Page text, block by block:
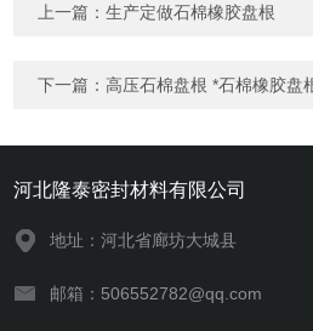
上一篇：生产定做石棉橡胶盘根
下一篇：高压石棉盘根 *石棉橡胶盘
河北隆泰密封材料有限公司
地址：河北省廊坊大城县
邮箱：506552782@qq.com